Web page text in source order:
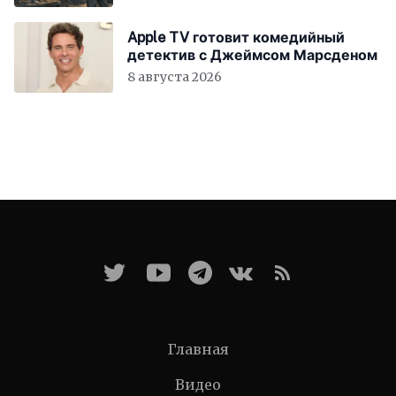
Apple TV готовит комедийный
детектив с Джеймсом Марсденом
8 августа 2026
Главная
Видео